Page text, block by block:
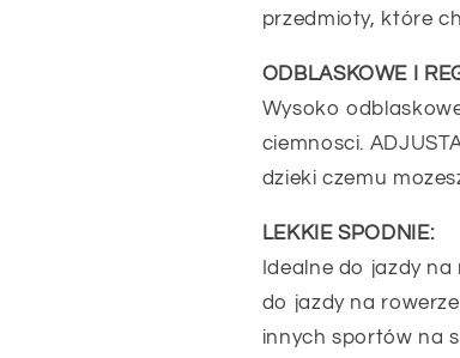
przedmioty, które
ODBLASKOWE I
Wysoko
ciemnosci.
dzieki czemu
LEKKIE SPODNIE:
Idealne do jazdy
do jazdy na
innych sportów na